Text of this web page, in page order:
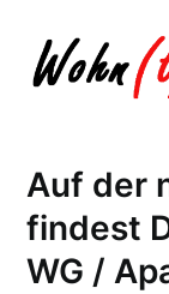
content
Auf der
findest
WG /